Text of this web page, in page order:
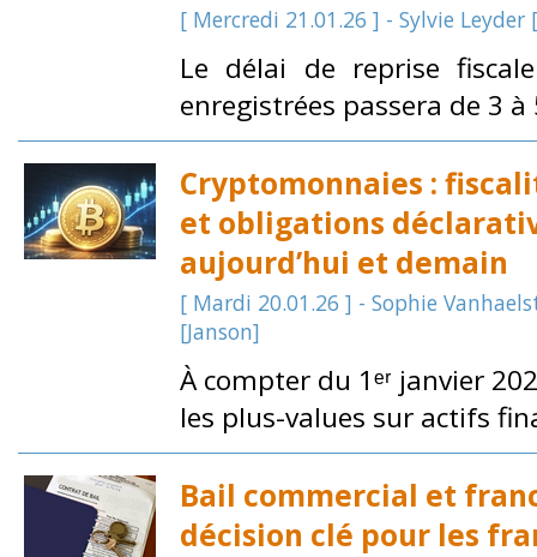
[ Mercredi 21.01.26 ] - Sylvie Leyder
Le délai de reprise
enregistrées passera de 3 à
Cryptomonnaies :
et obligations
aujourd’hui et demain
[ Mardi 20.01.26 ] - Sophie
[Janson]
À compter du 1ᵉʳ janvier
les plus-values sur actifs
Bail commercial et
décision clé pour les